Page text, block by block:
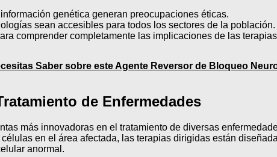
genética generan preocupaciones éticas.
sean accesibles para todos los sectores de la población.
comprender completamente las implicaciones de las
Saber sobre este Agente Reversor de Bloqueo
de Enfermedades
más innovadoras en el tratamiento de diversas
en el área afectada, las terapias dirigidas están
anormal.